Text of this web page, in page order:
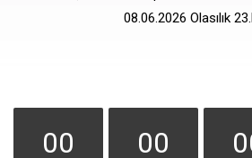
08.06.2026 Olasılık
00 00